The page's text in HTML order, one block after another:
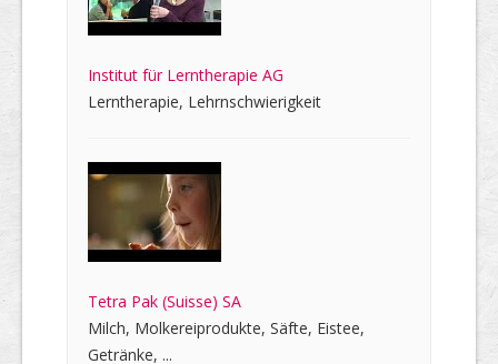
Institut für Lerntherapie AG
Lerntherapie, Lehrnschwierigkeit
Tetra Pak (Suisse) SA
Milch, Molkereiprodukte, Säfte, Eistee,
Getränke, ...